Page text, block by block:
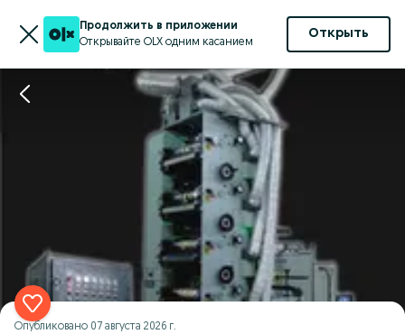
Продолжить в приложении
Открывайте OLX одним касанием
Открыть
Опубликовано 07 августа 2026 г.